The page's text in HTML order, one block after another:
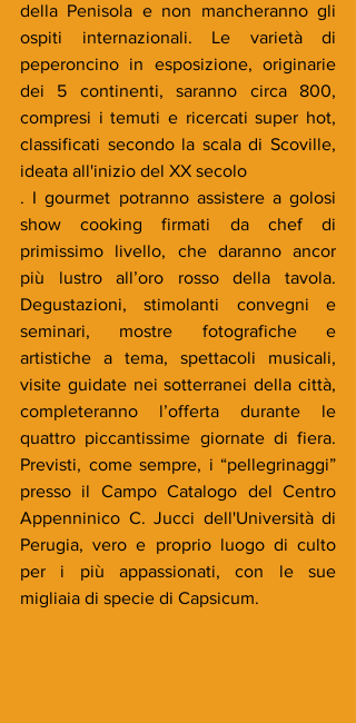
della Penisola e non mancheranno gli
ospiti internazionali. Le varietà di
peperoncino in esposizione, originarie
dei 5 continenti, saranno circa 800,
compresi i temuti e ricercati super hot,
classificati secondo la scala di Scoville,
ideata all'inizio del XX secolo
. I gourmet potranno assistere a golosi
show cooking firmati da chef di
primissimo livello, che daranno ancor
più lustro all’oro rosso della tavola.
Degustazioni, stimolanti convegni e
seminari, mostre fotografiche e
artistiche a tema, spettacoli musicali,
visite guidate nei sotterranei della città,
completeranno l’offerta durante le
quattro piccantissime giornate di fiera.
Previsti, come sempre, i “pellegrinaggi”
presso il Campo Catalogo del Centro
Appenninico C. Jucci dell'Università di
Perugia, vero e proprio luogo di culto
per i più appassionati, con le sue
migliaia di specie di Capsicum.